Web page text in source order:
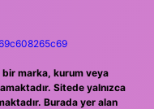
marka, kurum veya
Sitede yalnızca
Burada yer alan